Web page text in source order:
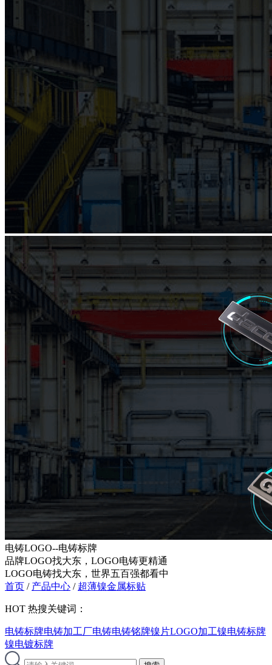
电铸LOGO--电铸标牌
品牌LOGO找大东，LOGO电铸更精通
LOGO电铸找大东，世界五百强都看中
首页 / 产品中心 / 超薄镍金属标贴
HOT 热搜关键词：
电铸标牌电铸加工厂电铸电铸铭牌镍片LOGO加工镍电铸标牌
镍电镀标牌